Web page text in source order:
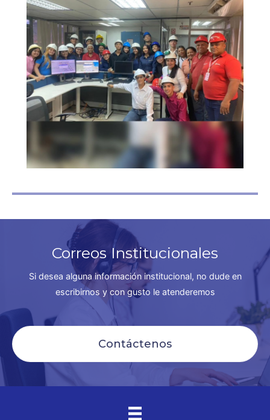
Correos Institucionales
Si desea alguna información institucional, no dude en
escribirnos y con gusto le atenderemos
Contáctenos